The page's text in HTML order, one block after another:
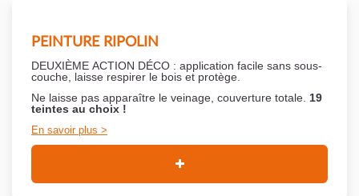
PEINTURE RIPOLIN
DEUXIÈME ACTION DÉCO : application facile sans sous-
couche, laisse respirer le bois et protège.
Ne laisse pas apparaître le veinage, couverture totale. 19
teintes au choix !
En savoir plus